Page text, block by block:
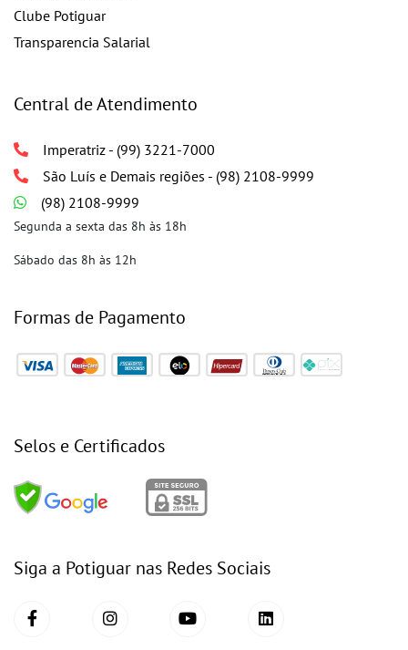
Clube Potiguar
Transparencia Salarial
Central de Atendimento
Imperatriz - (99) 3221-7000
São Luís e Demais regiões - (98) 2108-9999
(98) 2108-9999
Segunda a sexta das 8h às 18h
Sábado das 8h às 12h
Formas de Pagamento
Selos e Certificados
Siga a Potiguar nas Redes Sociais